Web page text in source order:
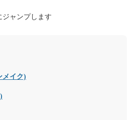
ャンプします
メイク)